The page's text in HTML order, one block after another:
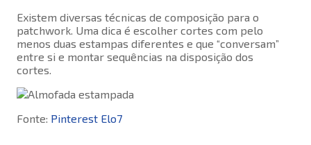
Existem diversas técnicas de composição para o
patchwork. Uma dica é escolher cortes com pelo
menos duas estampas diferentes e que “conversam”
entre si e montar sequências na disposição dos
cortes.
Fonte: Pinterest Elo7